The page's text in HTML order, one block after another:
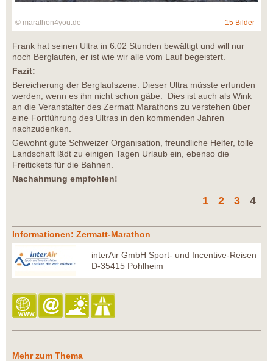
© marathon4you.de 15 Bilder
Frank hat seinen Ultra in 6.02 Stunden bewältigt und will nur
noch Berglaufen, er ist wie wir alle vom Lauf begeistert.
Fazit:
Bereicherung der Berglaufszene. Dieser Ultra müsste erfunden
werden, wenn es ihn nicht schon gäbe. Dies ist auch als Wink
an die Veranstalter des Zermatt Marathons zu verstehen über
eine Fortführung des Ultras in den kommenden Jahren
nachzudenken.
Gewohnt gute Schweizer Organisation, freundliche Helfer, tolle
Landschaft lädt zu einigen Tagen Urlaub ein, ebenso die
Freitickets für die Bahnen.
Nachahmung empfohlen!
1 2 3 4
Informationen: Zermatt-Marathon
interAir GmbH Sport- und Incentive-Reisen
D-35415 Pohlheim
Mehr zum Thema